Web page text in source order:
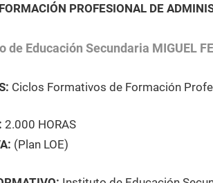
PROFESIONAL DE
de Educación Secundaria MIGUEL
Ciclos Formativos de Formación
2.000 HORAS
(Plan LOE)